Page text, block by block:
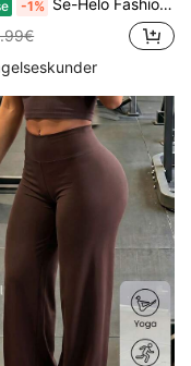
-1% Se-Helo Fashion maxinederdel til kvinder i elastisk satinagtigt satin – sort, afslappet, elegant, til forår